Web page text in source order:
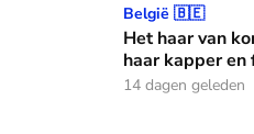
Het haar van koningin
België 🇧🇪
Het haar van
haar kapper
14 dagen geleden